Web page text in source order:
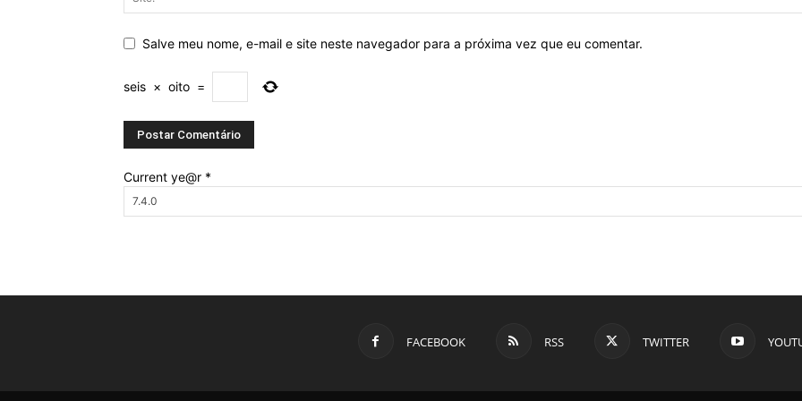
Salve meu nome, e-mail e site neste navegador para a próxima vez que eu comentar.
seis × oito =
Current ye@r *
FACEBOOK RSS TWITTER